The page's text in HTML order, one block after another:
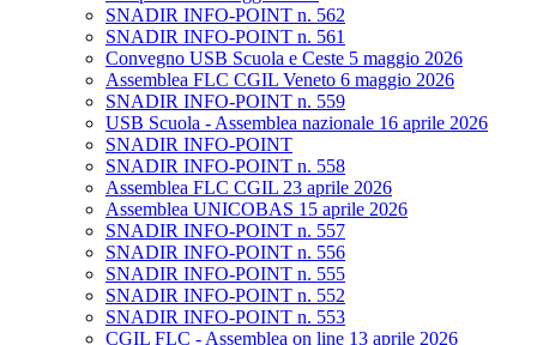
SNADIR INFO-POINT n. 562
SNADIR INFO-POINT n. 561
Convegno USB Scuola e Ceste 5 maggio 2026
Assemblea FLC CGIL Veneto 6 maggio 2026
SNADIR INFO-POINT n. 559
USB Scuola - Assemblea nazionale 16 aprile 2026
SNADIR INFO-POINT
SNADIR INFO-POINT n. 558
Assemblea FLC CGIL 23 aprile 2026
Assemblea UNICOBAS 15 aprile 2026
SNADIR INFO-POINT n. 557
SNADIR INFO-POINT n. 556
SNADIR INFO-POINT n. 555
SNADIR INFO-POINT n. 552
SNADIR INFO-POINT n. 553
CGIL FLC - Assemblea on line 13 aprile 2026